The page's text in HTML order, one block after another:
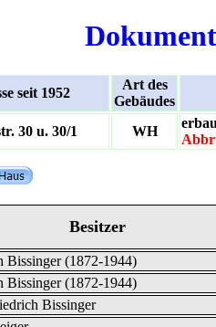
seit 1952
Art des
Gebäudes
30 u. 30/1 WH
Besitzer
Bissinger (1872-1944)
Bissinger (1872-1944)
Bissinger